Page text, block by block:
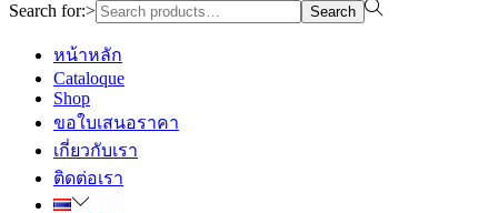
Search for:> Search
หน้าหลัก
Cataloque
Shop
ขอใบเสนอราคา
เกี่ยวกับเรา
ติดต่อเรา